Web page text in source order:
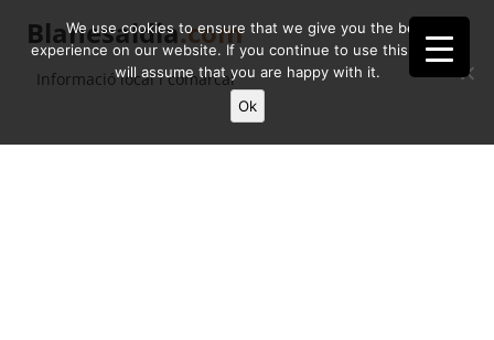
Blanesaldia.com
Informació local i comarcal
We use cookies to ensure that we give you the best
experience on our website. If you continue to use this site we
will assume that you are happy with it.
Ok